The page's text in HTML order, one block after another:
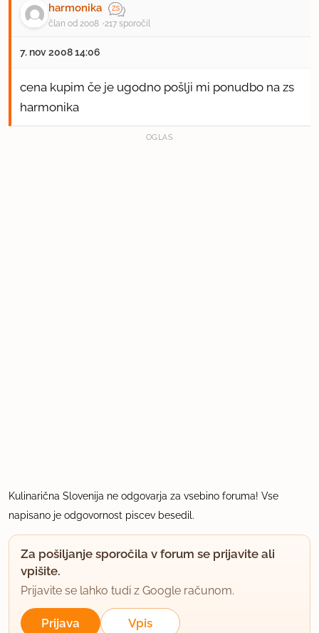
harmonika
član od 2008 217 sporočil
7. nov 2008 14:06
cena kupim če je ugodno pošlji mi ponudbo na zs
harmonika
OGLAS
Kulinarična Slovenija ne odgovarja za vsebino foruma! Vse
napisano je odgovornost piscev besedil.
Za pošiljanje sporočila v forum se prijavite ali
vpišite.
Prijavite se lahko tudi z Google računom.
Prijava Vpis